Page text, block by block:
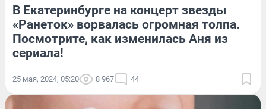
В Екатеринбурге на концерт звезды
«Ранеток» ворвалась огромная толпа.
Посмотрите, как изменилась Аня из
сериала!
25 мая, 2024, 05:20 8 967 44